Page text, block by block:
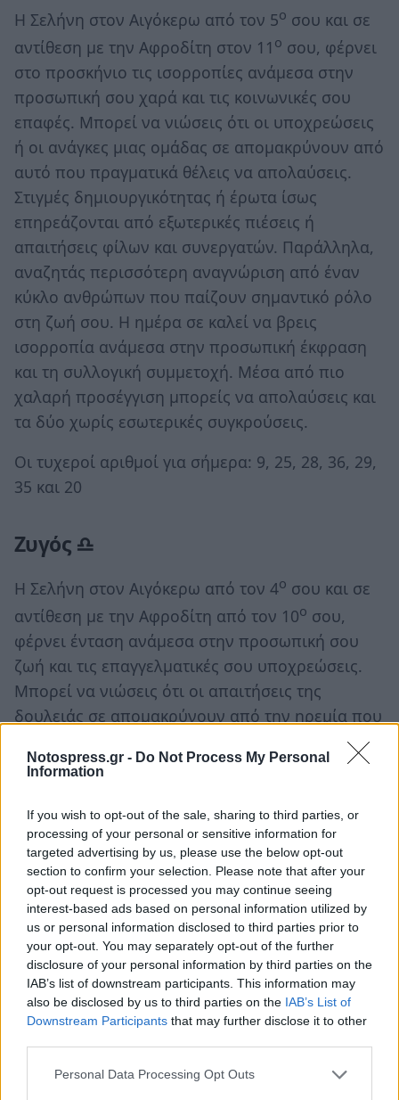
Notospress.gr - Do Not Process My Personal
Information
If you wish to opt-out of the sale, sharing to third parties, or
processing of your personal or sensitive information for
targeted advertising by us, please use the below opt-out
section to confirm your selection. Please note that after your
opt-out request is processed you may continue seeing
interest-based ads based on personal information utilized by
us or personal information disclosed to third parties prior to
your opt-out. You may separately opt-out of the further
disclosure of your personal information by third parties on the
IAB’s list of downstream participants. This information may
also be disclosed by us to third parties on the IAB’s List of
Downstream Participants that may further disclose it to other
Personal Data Processing Opt Outs
Η Σελήνη στον Αιγόκερω από τον 5ο σου και σε
αντίθεση με την Αφροδίτη στον 11 ο σου, φέρνει
στο προσκήνιο τις ισορροπίες ανάμεσα στην
προσωπική σου χαρά και τις κοινωνικές σου
επαφές. Μπορεί να νιώσεις ότι οι υποχρεώσεις
ή οι ανάγκες μιας ομάδας σε απομακρύνουν από
αυτό που πραγματικά θέλεις να απολαύσεις.
Στιγμές δημιουργικότητας ή έρωτα ίσως
επηρεάζονται από εξωτερικές πιέσεις ή
απαιτήσεις φίλων και συνεργατών. Παράλληλα,
αναζητάς περισσότερη αναγνώριση από έναν
κύκλο ανθρώπων που παίζουν σημαντικό ρόλο
στη ζωή σου. Η ημέρα σε καλεί να βρεις
ισορροπία ανάμεσα στην προσωπική έκφραση
και τη συλλογική συμμετοχή. Μέσα από πιο
χαλαρή προσέγγιση μπορείς να απολαύσεις και
τα δύο χωρίς εσωτερικές συγκρούσεις.
Οι τυχεροί αριθμοί για σήμερα: 9, 25, 28, 36, 29,
35 και 20
Ζυγός ♎
Η Σελήνη στον Αιγόκερω από τον 4ο σου και σε
αντίθεση με την Αφροδίτη από τον 10ο σου,
φέρνει ένταση ανάμεσα στην προσωπική σου
ζωή και τις επαγγελματικές σου υποχρεώσεις.
Μπορεί να νιώσεις ότι οι απαιτήσεις της
δουλειάς σε απομακρύνουν από την ηρεμία που
χρειάζεσαι στο σπίτι, ενώ παράλληλα ζητήματα
οικογένειας ή συναισθηματικής ασφάλειας
ανάγκη για ισορροπία γίνεται πιο έντονη, όμως
οι εξωτερικές πιέσεις δεν σε αφήνουν εύκολα να
τη βρεις. Πρόσεξε την τάση να προσπαθείς να
ικανοποιήσεις τους πάντες, γιατί αυτό μπορεί
να σε φορτώσει συναισθηματικά. Η ημέρα σε
καλεί να βάλεις ξεκάθαρα όρια ανάμεσα σε
καριέρα και προσωπική ζωή.
Οι τυχεροί αριθμοί για σήμερα: 4, 18, 49, 7, 33,
40 και 38
Σκορπιός ♏